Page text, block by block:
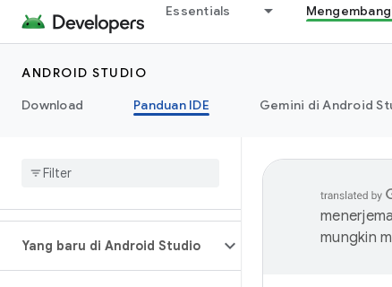
Essentials
ANDROID STUDIO
Download
Panduan IDE Gemini di Android
Yang baru di Android Studio
mungkin